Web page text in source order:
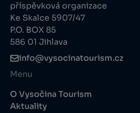
příspěvková organizace
Ke Skalce 5907/47
P.O. BOX 85
586 01 Jihlava
info@vysocinatourism.cz
Menu
O Vysočina Tourism
Aktuality